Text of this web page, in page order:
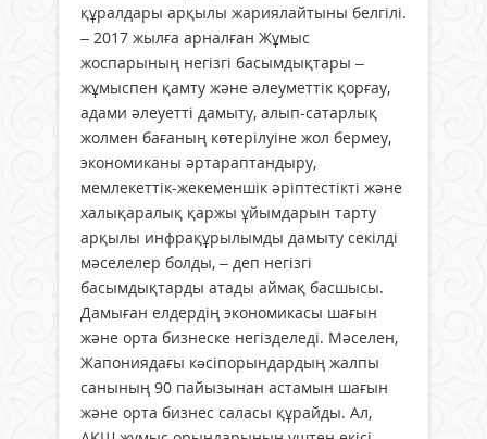
құралдары арқылы жариялайтыны белгілі.
– 2017 жылға арналған Жұмыс
жоспарының негізгі басымдықтары –
жұмыспен қамту және әлеуметтік қорғау,
адами әлеуетті дамыту, алып-сатарлық
жолмен бағаның көтерілуіне жол бермеу,
экономиканы әртараптандыру,
мемлекеттік-жекеменшік әріптестікті және
халықаралық қаржы ұйымдарын тарту
арқылы инфрақұрылымды дамыту секілді
мәселелер болды, – деп негізгі
басымдықтарды атады аймақ басшысы.
Дамыған елдердің экономикасы шағын
және орта бизнеске негізделеді. Мәселен,
Жапониядағы кəсіпорындардың жалпы
санының 90 пайызынан астамын шағын
және орта бизнес саласы құрайды. Ал,